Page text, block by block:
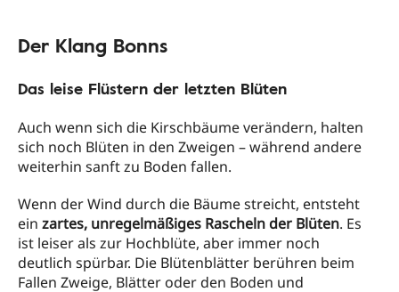
Der Klang Bonns
Das leise Flüstern der letzten Blüten
Auch wenn sich die Kirschbäume verändern, halten
sich noch Blüten in den Zweigen – während andere
weiterhin sanft zu Boden fallen.
Wenn der Wind durch die Bäume streicht, entsteht
ein zartes, unregelmäßiges Rascheln der Blüten. Es
ist leiser als zur Hochblüte, aber immer noch
deutlich spürbar. Die Blütenblätter berühren beim
Fallen Zweige, Blätter oder den Boden und